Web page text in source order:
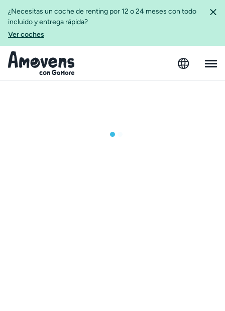
¿Necesitas un coche de renting por 12 o 24 meses con todo
incluido y entrega rápida?
Ver coches